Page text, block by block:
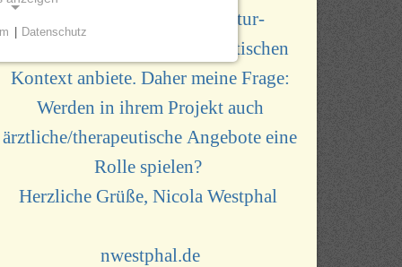
yoku (Waldbaden) und Natur-
Resilienztraining im therapeutischen
Kontext anbiete. Daher meine Frage:
Werden in ihrem Projekt auch
ärztliche/therapeutische Angebote eine
Rolle spielen?
Herzliche Grüße, Nicola Westphal
nwestphal.de
grundlegende
Datenschutz